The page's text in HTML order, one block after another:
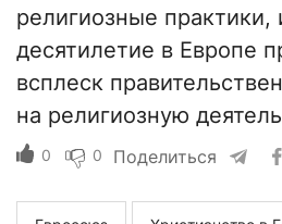
религиозные практики,
десятилетие в Европе
всплеск
на религиозную
0 0 Поделиться